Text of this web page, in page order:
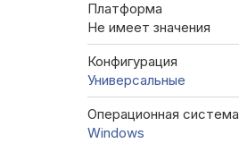
Платформа
Не имеет значения
Конфигурация
Универсальные
Операционная система
Windows